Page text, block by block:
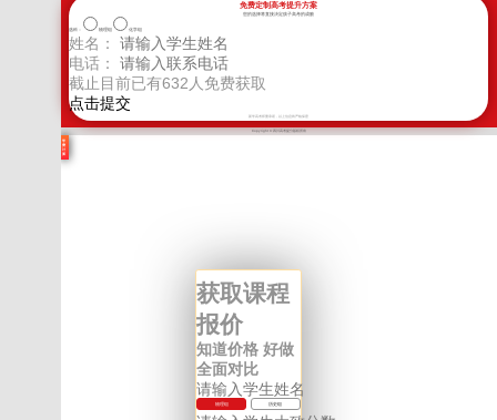
免费定制高考提升方案
您的选择将直接决定孩子高考的成败
选科： 物理组 化学组
姓名：
电话：
截止目前已有632人免费获取
新学高考郑重承诺，以上信息将严格保密
Copyright © 四川高考提分版权所有
学
费
计
算
获取课程
报价
知道价格 好做
全面对比
物理组 历史组